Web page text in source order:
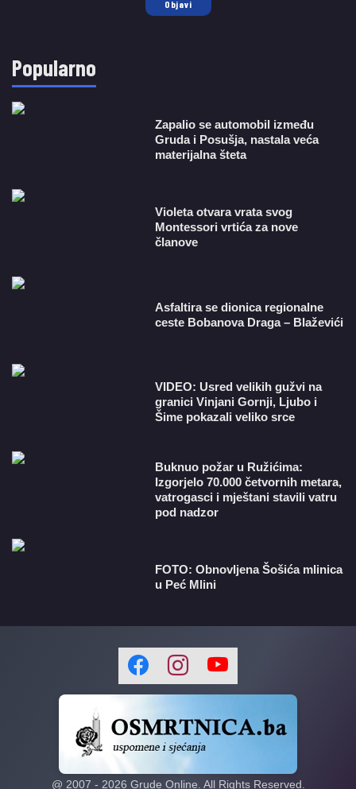
Objavi
Popularno
Zapalio se automobil između
Gruda i Posušja, nastala veća
materijalna šteta
Violeta otvara vrata svog
Montessori vrtića za nove
članove
Asfaltira se dionica regionalne
ceste Bobanova Draga – Blaževići
VIDEO: Usred velikih gužvi na
granici Vinjani Gornji, Ljubo i
Šime pokazali veliko srce
Buknuo požar u Ružićima:
Izgorjelo 70.000 četvornih metara,
vatrogasci i mještani stavili vatru
pod nadzor
FOTO: Obnovljena Šošića mlinica
u Peć Mlini
@ 2007 - 2026 Grude Online. All Rights Reserved.